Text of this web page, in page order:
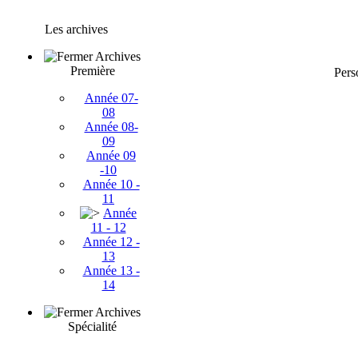
Les archives
Archives
Première
Année 07-
08
Année 08-
09
Année 09
-10
Année 10 -
11
Année
11 - 12
Année 12 -
13
Année 13 -
14
Archives
Spécialité